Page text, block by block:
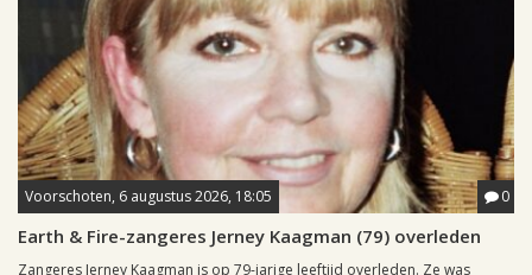
Voorschoten, 6 augustus 2026, 18:05 0
Earth & Fire-zangeres Jerney Kaagman (79) overleden
Zangeres Jerney Kaagman is op 79-jarige leeftijd overleden. Ze was